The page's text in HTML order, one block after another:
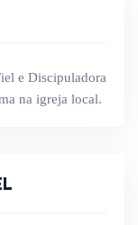
e Discipuladora
na igreja local.